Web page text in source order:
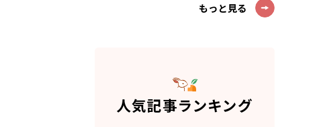
もっと見る
人気記事ランキング